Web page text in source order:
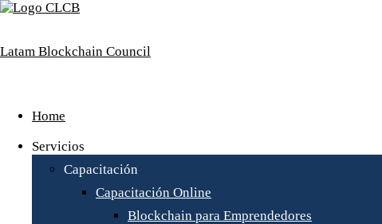
Skip
Latam Blockchain Council
Legal.
Home
Servicios
Capacitación
Capacitación Online
Blockchain para Emprendedores